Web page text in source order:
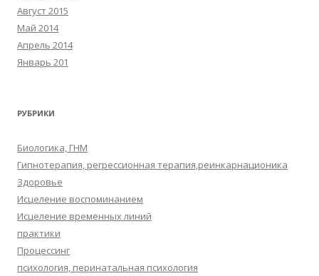
Август 2015
Май 2014
Апрель 2014
Январь 201
РУБРИКИ
Биологика, ГНМ
Гипнотерапия, регрессионная терапия,реинкарнационика
Здоровье
Исцеление воспоминанием
Исцеление временных линий
практики
Процессинг
психология, перинатальная психология